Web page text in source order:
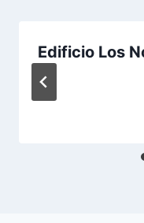
Edificio Los